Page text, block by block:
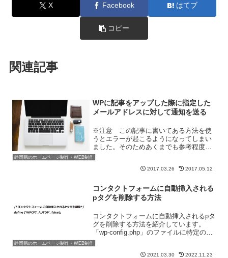
X Facebook はてブ
コピー
関連記事
静岡県のホームページ制作・WEB制作
WPに記事をアップした際に指定した
メールアドレスに対して通知を送る
※注意 この記事に書いてある方法を使
うとエラーが起こるようになってしまい
ました。そのためあくまでも参考程度に
してください。「WPに記事をアップし
て通知を送りたい」最近このような要望
2017.03.26 2017.05.12
静岡県のホームページ制作・WEB制作
コンタクトフォームに自動挿入される
pタグを削除する方法
コンタクトフォームに自動挿入されるpタ
グを削除する方法を紹介しています。
「wp-config.php」のファイルに特定のコ
ードを記入すれば、自動的にPタグは削
除されるようになります。
2021.03.30 2022.11.23